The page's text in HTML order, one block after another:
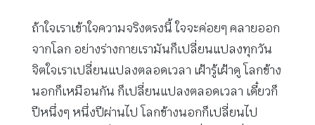
ถ้าใจเราเข้าใจความจริงตรงนี้ ใจจะค่อยๆ คลายออก
จากโลก อย่างร่างกายเรามันก็เปลี่ยนแปลงทุกวัน
จิตใจเราเปลี่ยนแปลงตลอดเวลา เฝ้ารู้เฝ้าดู โลกข้าง
นอกก็เหมือนกัน ก็เปลี่ยนแปลงตลอดเวลา เดี๋ยวก็
ปีหนึ่งๆ หนึ่งปีผ่านไป โลกข้างนอกก็เปลี่ยนไป